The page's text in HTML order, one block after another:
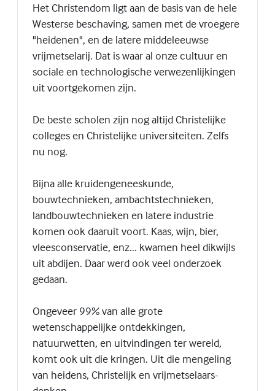
Het Christendom ligt aan de basis van de hele
Westerse beschaving, samen met de vroegere
"heidenen", en de latere middeleeuwse
vrijmetselarij. Dat is waar al onze cultuur en
sociale en technologische verwezenlijkingen
uit voortgekomen zijn.
De beste scholen zijn nog altijd Christelijke
colleges en Christelijke universiteiten. Zelfs
nu nog.
Bijna alle kruidengeneeskunde,
bouwtechnieken, ambachtstechnieken,
landbouwtechnieken en latere industrie
komen ook daaruit voort. Kaas, wijn, bier,
vleesconservatie, enz... kwamen heel dikwijls
uit abdijen. Daar werd ook veel onderzoek
gedaan.
Ongeveer 99% van alle grote
wetenschappelijke ontdekkingen,
natuurwetten, en uitvindingen ter wereld,
komt ook uit die kringen. Uit die mengeling
van heidens, Christelijk en vrijmetselaars-